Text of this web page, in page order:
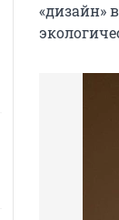
«дизайн»